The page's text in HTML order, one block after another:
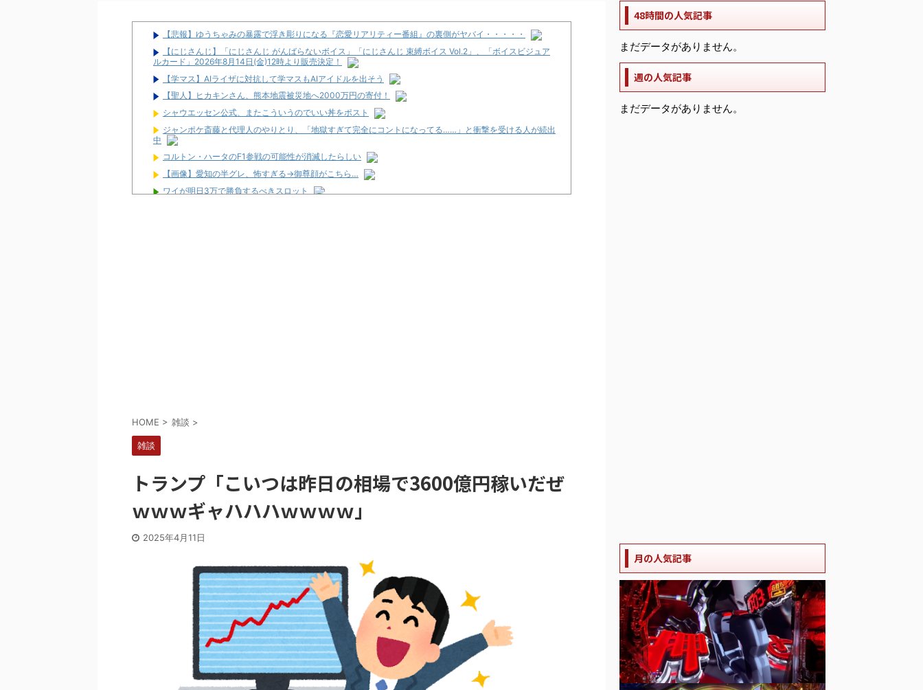
【悲報】ゆうちゃみの暴露で浮き彫りになる『恋愛リアリティー番組』の裏側がヤバイ・・・・・
【にじさんじ】「にじさんじ がんばらないボイス」「にじさんじ 束縛ボイス Vol.2」、「ボイスビジュア
ルカード」2026年8月14日(金)12時より販売決定！
【学マス】AIライザに対抗して学マスもAIアイドルを出そう
【聖人】ヒカキンさん、熊本地震被災地へ2000万円の寄付！
シャウエッセン公式、またこういうのでいい丼をポスト
ジャンポケ斎藤と代理人のやりとり、「地獄すぎて完全にコントになってる……」と衝撃を受ける人が続出
中
コルトン・ハータのF1参戦の可能性が消滅したらしい
【画像】愛知の半グレ、怖すぎる→御尊顔がこちら…
ワイが明日3万で勝負するべきスロット
HOME > 雑談 >
雑談
トランプ「こいつは昨日の相場で3600億円稼いだぜ
ｗｗｗギャハハハｗｗｗｗ」
2025年4月11日
48時間の人気記事
まだデータがありません。
週の人気記事
まだデータがありません。
月の人気記事